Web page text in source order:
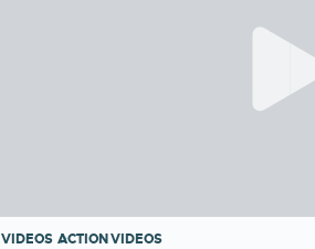
VIDEOS ACTION VIDEOS